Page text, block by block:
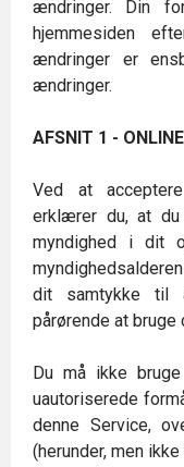
ændringer. Din
hjemmesiden
ændringer er
ændringer.
AFSNIT 1 -
Ved at
erklærer du, at
myndighed i dit
dit samtykke til
pårørende at bruge
Du må ikke
uautoriserede
denne Service,
(herunder, men